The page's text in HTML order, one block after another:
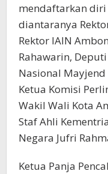
mendaftarkan diri
diantaranya
Rektor IAIN
Rahawarin,
Nasional
Ketua Komisi
Wakil Wali Kota
Staf Ahli
Negara Jufri
Ketua Panja